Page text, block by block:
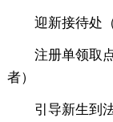
迎新接待处（
注册单领取点
者）
引导新生到法